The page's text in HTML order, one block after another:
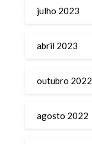
julho 2023
abril 2023
outubro 2022
agosto 2022